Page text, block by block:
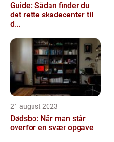
Guide: Sådan finder du
det rette skadecenter til
d...
21 august 2023
Dødsbo: Når man står
overfor en svær opgave